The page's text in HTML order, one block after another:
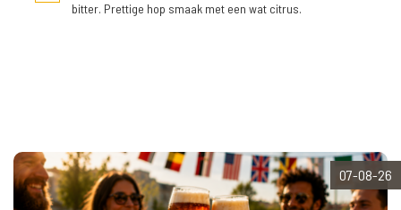
bitter. Prettige hop smaak met een wat citrus.
07-08-26